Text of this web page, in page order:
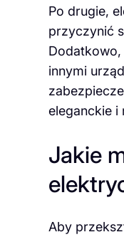
Po drugie,
przyczynić
innymi
eleganckie i
Jakie
Aby